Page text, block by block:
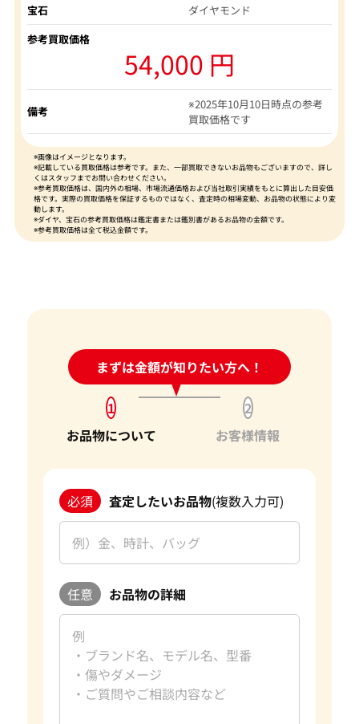
宝石
ダイヤモンド
参考買取価格
54,000 円
備考
※2025年10月10日時点の参考
買取価格です
※画像はイメージとなります。
※記載している買取価格は参考です。また、一部買取できないお品物もございますので、詳し
くはスタッフまでお問い合わせください。
※参考買取価格は、国内外の相場、市場流通価格および当社取引実績をもとに算出した目安価
格です。実際の買取価格を保証するものではなく、査定時の相場変動、お品物の状態により変
動します。
※ダイヤ、宝石の参考買取価格は鑑定書または鑑別書があるお品物の金額です。
※参考買取価格は全て税込金額です。
まずは金額が知りたい方へ！
24時間受付中!問い合わせフォーム
1
お品物について
2
お客様情報
必須 査定したいお品物(複数入力可)
任意 お品物の詳細